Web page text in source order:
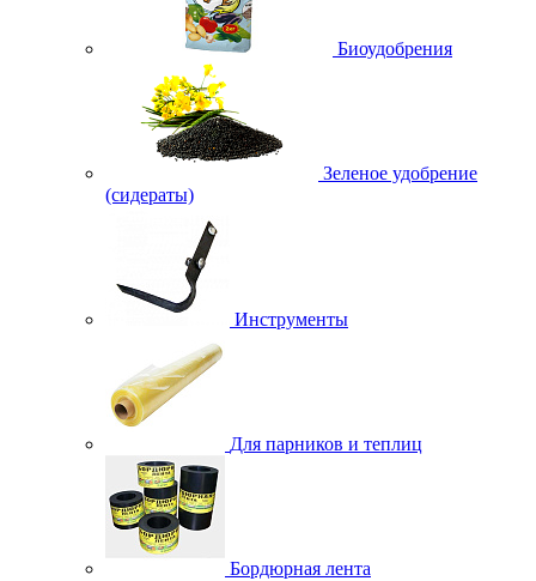
Биоудобрения
Зеленое удобрение
(сидераты)
Инструменты
Для парников и теплиц
Бордюрная лента